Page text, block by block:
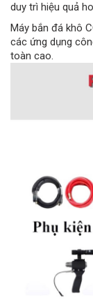
duy trì hiệu quả
Máy bắn đá khô
các ứng dụng
toàn cao.